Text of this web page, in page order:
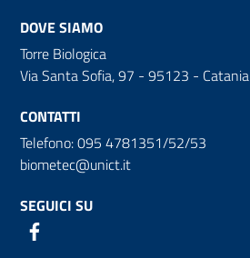
DOVE SIAMO
Torre Biologica
Via Santa Sofia, 97 - 95123 - Catania
CONTATTI
Telefono: 095 4781351/52/53
biometec@unict.it
SEGUICI SU